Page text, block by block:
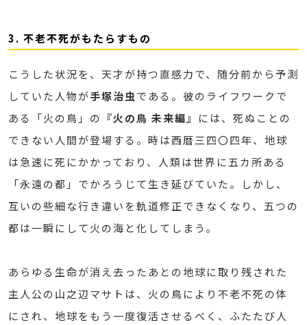
3. 不老不死がもたらすもの
こうした状況を、天才が持つ直感力で、随分前から予測
していた人物が手塚治虫である。彼のライフワークで
ある「火の鳥」の 『火の鳥 未来編』 には、死ぬことの
できない人間が登場する。時は西暦三四〇四年、地球
は急速に死にかかっており、人類は世界に五カ所ある
「永遠の都」でかろうじて生き延びていた。しかし、
互いの些細な行き違いを軌道修正できなくなり、五つの
都は一瞬にして火の海と化してしまう。
あらゆる生命が消え去ったあとの地球に取り残された
主人公の山之辺マサトは、火の鳥により不老不死の体
にされ、地球をもう一度復活させるべく、ふたたび人